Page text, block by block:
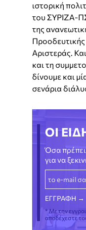
ιστορική
του ΣΥΡΙΖΑ-
της
Προοδευτικής
Αριστεράς.
και τη
δίνουμε και
σενάρια
ΟΙ
Όσα
για να
* Με την
αποδέχεστε